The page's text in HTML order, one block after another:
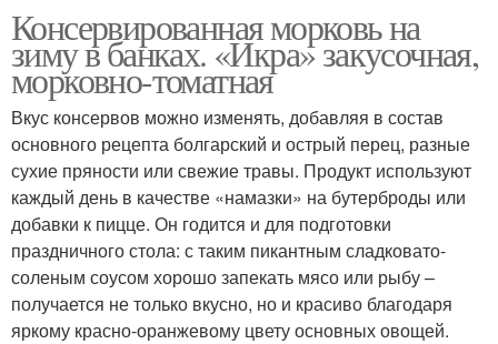
Консервированная морковь на
зиму в банках. «Икра» закусочная,
морковно-томатная
Вкус консервов можно изменять, добавляя в состав
основного рецепта болгарский и острый перец, разные
сухие пряности или свежие травы. Продукт используют
каждый день в качестве «намазки» на бутерброды или
добавки к пицце. Он годится и для подготовки
праздничного стола: с таким пикантным сладковато-
соленым соусом хорошо запекать мясо или рыбу –
получается не только вкусно, но и красиво благодаря
яркому красно-оранжевому цвету основных овощей.